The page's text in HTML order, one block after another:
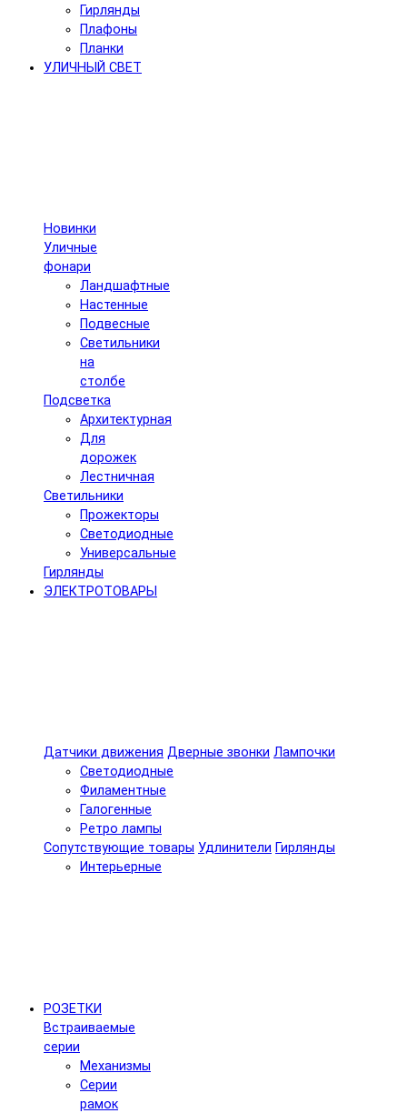
Гирлянды
Плафоны
Планки
УЛИЧНЫЙ СВЕТ
Новинки
Уличные
фонари
Ландшафтные
Настенные
Подвесные
Светильники
на
столбе
Подсветка
Архитектурная
Для
дорожек
Лестничная
Светильники
Прожекторы
Светодиодные
Универсальные
Гирлянды
ЭЛЕКТРОТОВАРЫ
Датчики движения Дверные звонки Лампочки
Светодиодные
Филаментные
Галогенные
Ретро лампы
Сопутствующие товары Удлинители Гирлянды
Интерьерные
РОЗЕТКИ
Встраиваемые
серии
Механизмы
Серии
рамок